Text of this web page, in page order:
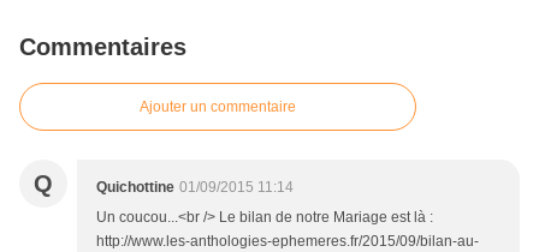
Commentaires
Ajouter un commentaire
Q Quichottine 01/09/2015 11:14
Un coucou...<br /> Le bilan de notre Mariage est là :
http://www.les-anthologies-ephemeres.fr/2015/09/bilan-au-